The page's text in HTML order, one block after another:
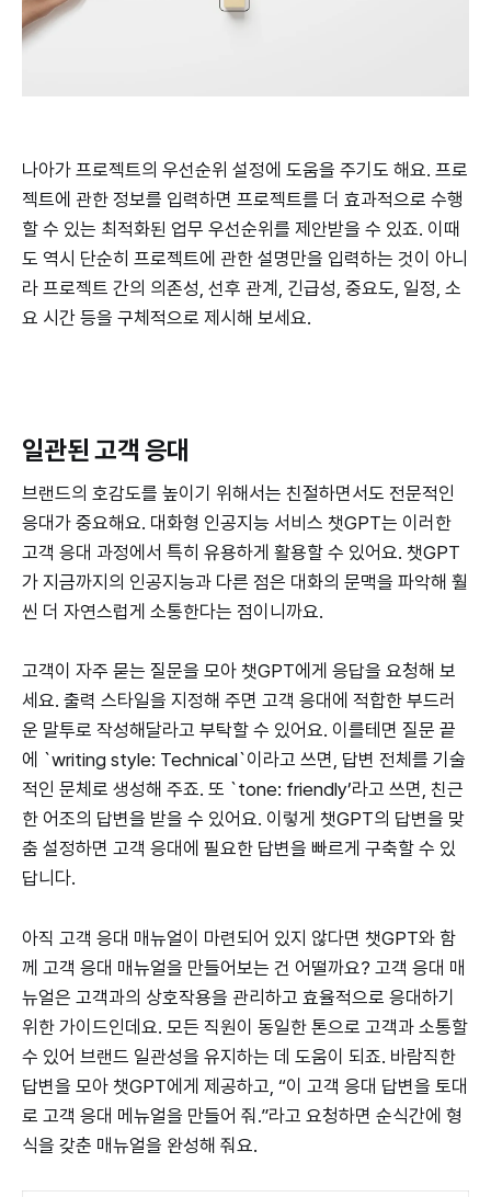
나아가 프로젝트의 우선순위 설정에 도움을 주기도 해요. 프로
젝트에 관한 정보를 입력하면 프로젝트를 더 효과적으로 수행
할 수 있는 최적화된 업무 우선순위를 제안받을 수 있죠. 이때
도 역시 단순히 프로젝트에 관한 설명만을 입력하는 것이 아니
라 프로젝트 간의 의존성, 선후 관계, 긴급성, 중요도, 일정, 소
요 시간 등을 구체적으로 제시해 보세요.
일관된 고객 응대
브랜드의 호감도를 높이기 위해서는 친절하면서도 전문적인
응대가 중요해요. 대화형 인공지능 서비스 챗GPT는 이러한
고객 응대 과정에서 특히 유용하게 활용할 수 있어요. 챗GPT
가 지금까지의 인공지능과 다른 점은 대화의 문맥을 파악해 훨
씬 더 자연스럽게 소통한다는 점이니까요.
고객이 자주 묻는 질문을 모아 챗GPT에게 응답을 요청해 보
세요. 출력 스타일을 지정해 주면 고객 응대에 적합한 부드러
운 말투로 작성해달라고 부탁할 수 있어요. 이를테면 질문 끝
에 `writing style: Technical`이라고 쓰면, 답변 전체를 기술
적인 문체로 생성해 주죠. 또 `tone: friendly’라고 쓰면, 친근
한 어조의 답변을 받을 수 있어요. 이렇게 챗GPT의 답변을 맞
춤 설정하면 고객 응대에 필요한 답변을 빠르게 구축할 수 있
답니다.
아직 고객 응대 매뉴얼이 마련되어 있지 않다면 챗GPT와 함
께 고객 응대 매뉴얼을 만들어보는 건 어떨까요? 고객 응대 매
뉴얼은 고객과의 상호작용을 관리하고 효율적으로 응대하기
위한 가이드인데요. 모든 직원이 동일한 톤으로 고객과 소통할
수 있어 브랜드 일관성을 유지하는 데 도움이 되죠. 바람직한
답변을 모아 챗GPT에게 제공하고, “이 고객 응대 답변을 토대
로 고객 응대 메뉴얼을 만들어 줘.”라고 요청하면 순식간에 형
식을 갖춘 매뉴얼을 완성해 줘요.